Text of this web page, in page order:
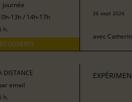
journée
13h / 14h-17h
h.
26 sept 2026
avec
DISTANCE
email
h.